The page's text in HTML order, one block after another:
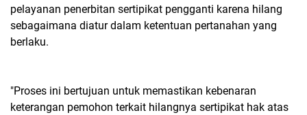
pelayanan penerbitan sertipikat pengganti karena hilang
sebagaimana diatur dalam ketentuan pertanahan yang
berlaku.
"Proses ini bertujuan untuk memastikan kebenaran
keterangan pemohon terkait hilangnya sertipikat hak atas